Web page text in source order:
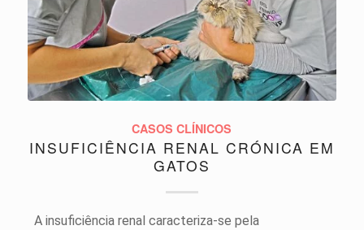
CASOS CLÍNICOS
INSUFICIÊNCIA RENAL CRÓNICA EM
GATOS
A insuficiência renal caracteriza-se pela